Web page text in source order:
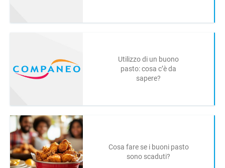
Utilizzo di un buono
pasto: cosa c’è da
sapere?
Cosa fare se i buoni pasto
sono scaduti?